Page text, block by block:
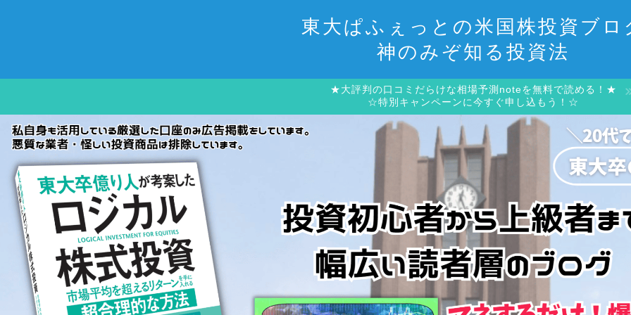
東大ぱふぇっとの米国株投資ブロ
神のみぞ知る投資法
★大評判の口コミだらけな相場予測noteを無料で読める！★
☆特別キャンペーンに今すぐ申し込もう！☆